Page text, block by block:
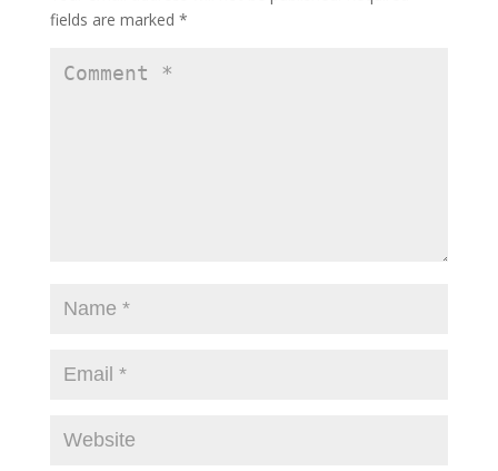
fields are marked *